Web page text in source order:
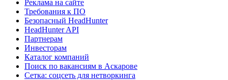
Реклама на сайте
Требования к ПО
Безопасный HeadHunter
HeadHunter API
Партнерам
Инвесторам
Каталог компаний
Поиск по вакансиям в Аскарове
Сетка: соцсеть для нетворкинга